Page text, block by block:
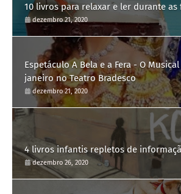
10 livros para relaxar e ler durante as
dezembro 21, 2020
Espetáculo A Bela e a Fera - O
janeiro no Teatro Bradesco
dezembro 21, 2020
4 livros infantis repletos de
dezembro 26, 2020